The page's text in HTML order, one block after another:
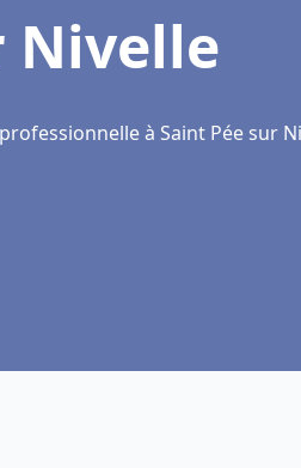
Nivelle
à Saint Pée sur